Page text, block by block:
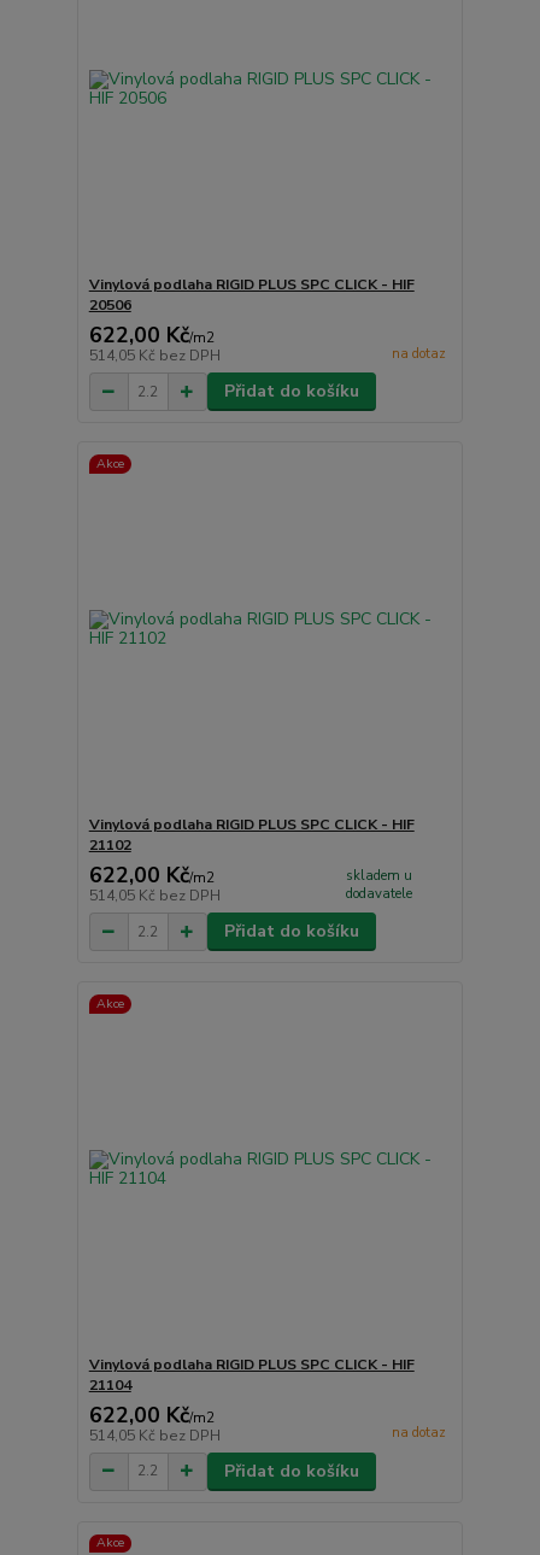
Vinylová podlaha RIGID PLUS SPC CLICK - HIF
20506
622,00 Kč/m2
514,05 Kč bez DPH na dotaz
Přidat do košíku
Akce
Vinylová podlaha RIGID PLUS SPC CLICK - HIF
21102
622,00 Kč/m2
514,05 Kč bez DPH
skladem u
dodavatele
Přidat do košíku
Akce
Vinylová podlaha RIGID PLUS SPC CLICK - HIF
21104
622,00 Kč/m2
514,05 Kč bez DPH na dotaz
Přidat do košíku
Akce